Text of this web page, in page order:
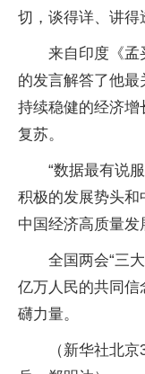
切，谈得详、讲得
来自印度《孟
的发言解答了他
持续稳健的经济增
复苏。
“数据最有说
积极的发展势头和
中国经济高质量发
全国两会“三
亿万人民的共同
礴力量。
（新华社北